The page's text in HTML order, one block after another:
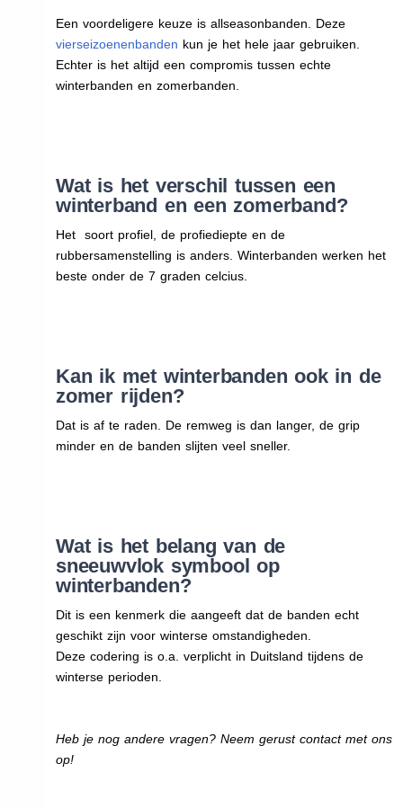
Een voordeligere keuze is allseasonbanden. Deze
vierseizoenenbanden kun je het hele jaar gebruiken.
Echter is het altijd een compromis tussen echte
winterbanden en zomerbanden.
Wat is het verschil tussen een
winterband en een zomerband?
Het soort profiel, de profiediepte en de
rubbersamenstelling is anders. Winterbanden werken het
beste onder de 7 graden celcius.
Kan ik met winterbanden ook in de
zomer rijden?
Dat is af te raden. De remweg is dan langer, de grip
minder en de banden slijten veel sneller.
Wat is het belang van de
sneeuwvlok symbool op
winterbanden?
Dit is een kenmerk die aangeeft dat de banden echt
geschikt zijn voor winterse omstandigheden.
Deze codering is o.a. verplicht in Duitsland tijdens de
winterse perioden.
Heb je nog andere vragen? Neem gerust contact met ons
op!